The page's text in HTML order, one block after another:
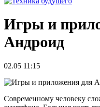
Игры и
Андроид
02.05 11:15
Современному человеку